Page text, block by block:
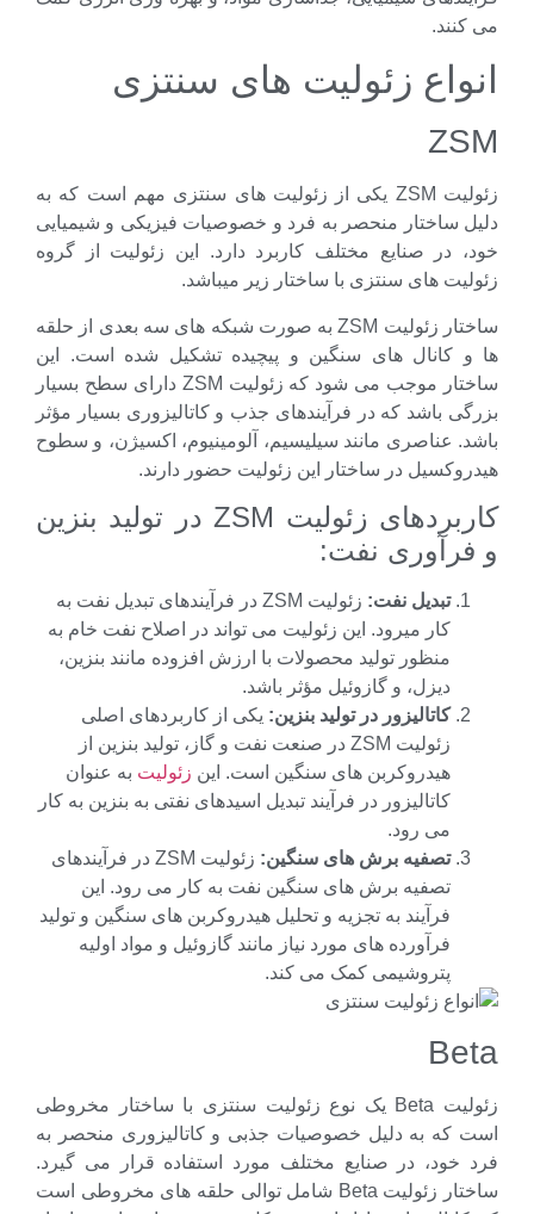
زئولیت های سنتزی
زئولیت ZSM یکی از زئولیت های سنتزی مهم است که به
ساختار منحصر به فرد و خصوصیات فیزیکی و شیمیایی
در صنایع مختلف کاربرد دارد. این زئولیت از گروه
های سنتزی با ساختار زیر میباشد.
ساختار زئولیت ZSM به صورت شبکه های سه بعدی از حلقه
کانال های سنگین و پیچیده تشکیل شده است. این
ساختار موجب می شود که زئولیت ZSM دارای سطح بسیار
باشد که در فرآیندهای جذب و کاتالیزوری بسیار مؤثر
عناصری مانند سیلیسیم، آلومینیوم، اكسيژن، و سطوح
در ساختار این زئولیت حضور دارند.
کاربردهای زئولیت ZSM در تولید بنزین
نفت:
تبدیل نفت:
زئولیت ZSM در فرآیندهای تبدیل نفت به
کار میرود. این زئولیت می تواند در اصلاح نفت خام به
منظور تولید محصولات با ارزش افزوده مانند بنزین،
دیزل، و گازوئیل مؤثر باشد.
کاتالیزور در تولید بنزین:یکی از کاربردهای اصلی
زئولیت ZSM در صنعت نفت و گاز، تولید بنزین از
هیدروکربن های سنگین است. اینزئولیتبه عنوان
کاتالیزور در فرآیند تبدیل اسیدهای نفتی به بنزین به کار
تصفیه برش های سنگین:
زئولیت ZSM در فرآیندهای
تصفیه برش های سنگین نفت به کار می رود. این
فرآیند به تجزیه و تحلیل هیدروکربن های سنگین و تولید
فرآورده های مورد نیاز مانند گازوئیل و مواد اولیه
پتروشیمی کمک می کند.
زئولیت Beta یک نوع زئولیت سنتزی با ساختار مخروطی
که به دلیل خصوصیات جذبی و کاتالیزوری منحصر به
خود، در صنایع مختلف مورد استفاده قرار می گیرد.
ساختار زئولیت Beta شامل توالی حلقه های مخروطی است